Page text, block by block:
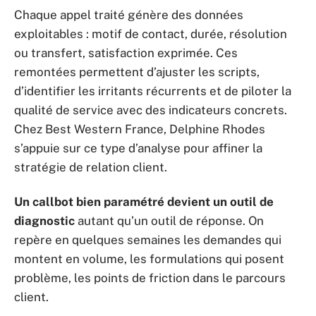
Chaque appel traité génère des données
exploitables : motif de contact, durée, résolution
ou transfert, satisfaction exprimée. Ces
remontées permettent d’ajuster les scripts,
d’identifier les irritants récurrents et de piloter la
qualité de service avec des indicateurs concrets.
Chez Best Western France, Delphine Rhodes
s’appuie sur ce type d’analyse pour affiner la
stratégie de relation client.
Un callbot bien paramétré devient un outil de
diagnostic autant qu’un outil de réponse. On
repère en quelques semaines les demandes qui
montent en volume, les formulations qui posent
problème, les points de friction dans le parcours
client.